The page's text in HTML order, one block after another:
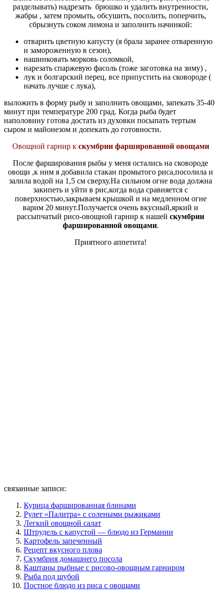
разделывать) надрезать брюшко и удалить внутренности,
жабры , затем промыть, обсушить, посолить, поперчить,
сбрызнуть соком лимона и заполнить начинкой:
отварить цветную капусту (я брала заранее отваренную
и замороженную в сезон),
нашинковать морковь соломкой,
нарезать спаржевую фасоль (тоже заготовка на зиму) ,
лук и болгарский перец, все припустить на сковороде (
начать лучше с лука),
выложить в форму рыбу и заполнить овощами, запекать 35-40
минут при температуре 200 град. Когда рыба будет
наполовину готова достать из духовки посыпать тертым
сыром и майонезом и допекать до готовности.
Овощной гарнир к скумбрии фаршированной овощами
После фарширования рыбы у меня остались на сковороде
овощи ,к ним я добавила стакан промытого риса,посолила и
залила водой на 1,5 см сверху.На сильном огне вода должна
закипеть и уйти в рис,когда вода сравняется с
поверхностью,закрываем крышкой и на медленном огне
варим 20 минут.Получается очень вкусный,яркий и
рассыпчатый рисо-овощной гарнир к нашей скумбрии
фаршированной овощами.
Приятного аппетита!
связанные записи:
Курица фаршированная блинами
Рулет «Палитра» с солеными рыжиками
Легкий овощной салат
Штрудель с капустой — блюдо из Германии
Картофель запеченный
Рецепт вкусного плова
Скумбрия домашнего посола
Каштаны рыбные с рисово-овощным гарниром
Рыба под шубой
Постное блюдо из риса с овощами